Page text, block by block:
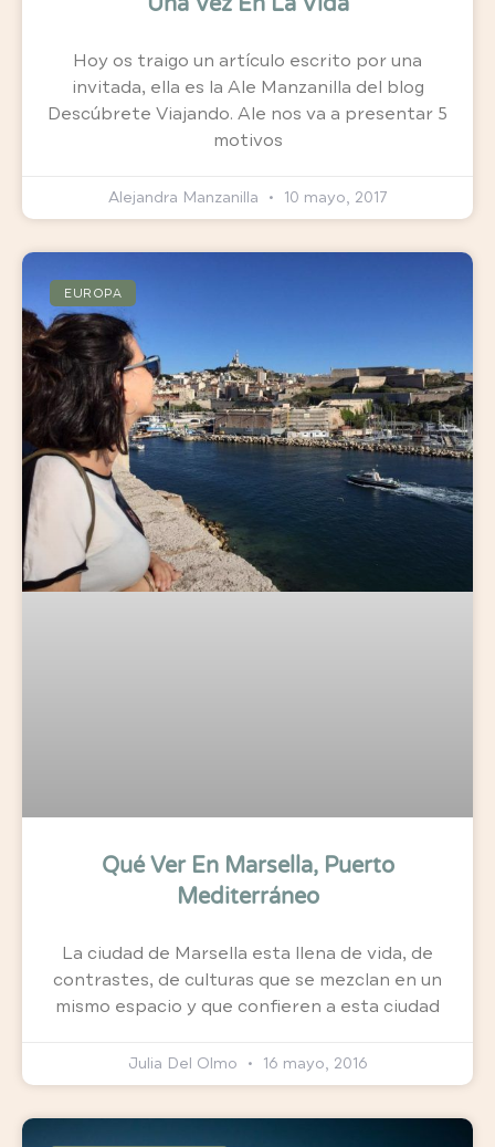
Hoy os traigo un artículo escrito por una
invitada, ella es la Ale Manzanilla del blog
Descúbrete Viajando. Ale nos va a presentar 5
motivos
Alejandra Manzanilla 10 mayo, 2017
EUROPA
Qué Ver En Marsella, Puerto
Mediterráneo
La ciudad de Marsella esta llena de vida, de
contrastes, de culturas que se mezclan en un
mismo espacio y que confieren a esta ciudad
Julia Del Olmo 16 mayo, 2016